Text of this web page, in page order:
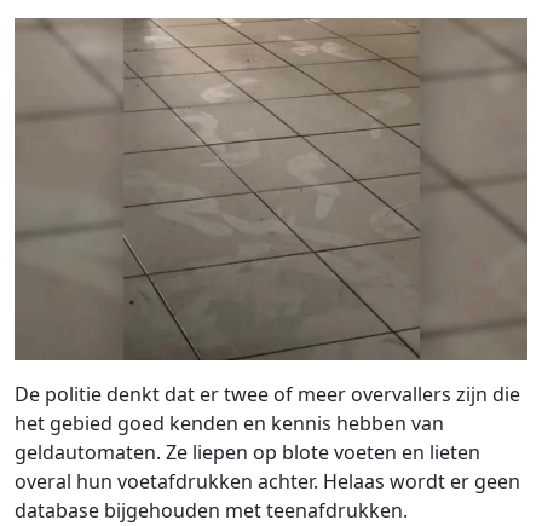
De politie denkt dat er twee of meer overvallers zijn die
het gebied goed kenden en kennis hebben van
geldautomaten. Ze liepen op blote voeten en lieten
overal hun voetafdrukken achter. Helaas wordt er geen
database bijgehouden met teenafdrukken.